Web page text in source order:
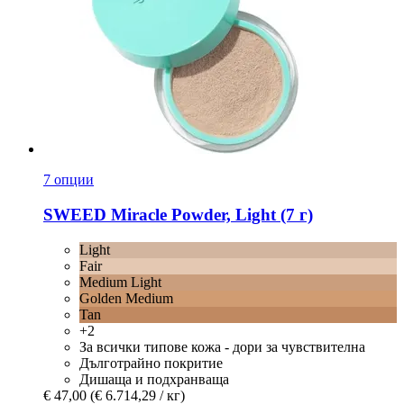
7 опции
SWEED Miracle Powder, Light (7 г)
Light
Fair
Medium Light
Golden Medium
Tan
+2
За всички типове кожа - дори за чувствителна
Дълготрайно покритие
Дишаща и подхранваща
€ 47,00 (€ 6.714,29 / кг)